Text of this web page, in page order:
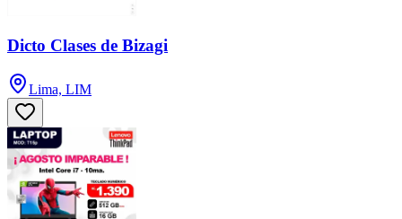
Dicto Clases de Bizagi
Lima, LIM